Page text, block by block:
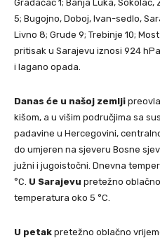
Gradačac 1; Banja Luka,
5; Bugojno, Doboj, Ivan-sedlo,
Livno 8; Grude 9; Trebinje 10;
pritisak u Sarajevu iznosi 924
i lagano opada.
Danas će u našoj zemlji
kišom, a u višim područjima sa
padavine u Hercegovini,
do umjeren na sjeveru Bosne
južni i jugoistočni. Dnevna
°C. U Sarajevu pretežno
temperatura oko 5 °C.
U petak pretežno oblačno